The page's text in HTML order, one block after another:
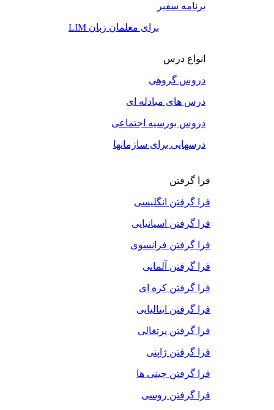
برنامه سفیر
LIM برای معلمان زبان
انواع درس
دروس گروهی
درس های مبادله ای
دروس بورسیه اجتماعی
درسهایی برای سازمانها
فرا گرفتن
فرا گرفتن انگلیسی
فرا گرفتن اسپانیایی
فرا گرفتن فرانسوی
فرا گرفتن آلمانی
فرا گرفتن کره ای
فرا گرفتن ایتالیایی
فرا گرفتن پرتغالی
فرا گرفتن ژاپنی
فرا گرفتن چینی ها
فرا گرفتن روسی